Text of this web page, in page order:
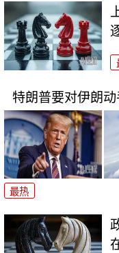
特朗普要对伊朗
最热